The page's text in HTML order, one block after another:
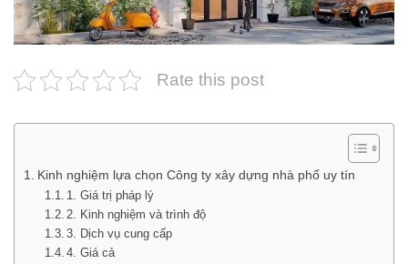
Rate this post
Kinh nghiệm lựa chọn Công ty xây dựng nhà phố uy tín
1. Giá trị pháp lý
2. Kinh nghiệm và trình độ
3. Dịch vụ cung cấp
4. Giá cả